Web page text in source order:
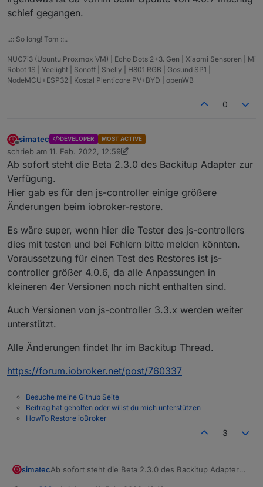
schief gegangen.
..:: So long! Tom ::..
NUC7i3 (Ubuntu Proxmox VM) | Echo Dots 2+3. Gen | Xiaomi Sensoren | Mi
Robot 1S | Yeelight | Sonoff | Shelly | H801 RGB | Gosund SP1 |
NodeMCU+ESP32 | Kostal Plenticore PV+BYD | openWB
0
Offline
simatec DEVELOPER MOST ACTIVE
schrieb am 11. Feb. 2022, 12:59
zuletzt editiert von simatec2. Nov. 2022, 14:03
Ab sofort steht die Beta 2.3.0 des Backitup Adapter zur
Verfügung.
Hier gab es für den js-controller einige größere
Änderungen beim iobroker-restore.
Es wäre super, wenn hier die Tester des js-controllers
dies mit testen und bei Fehlern bitte melden könnten.
Voraussetzung für einen Test des Restores ist js-
controller größer 4.0.6, da alle Anpassungen in
kleineren 4er Versionen noch nicht enthalten sind.
Auch Versionen von js-controller 3.3.x werden weiter
unterstützt.
Alle Änderungen findet Ihr im Backitup Thread.
https://forum.iobroker.net/post/760337
Besuche meine Github Seite
Beitrag hat geholfen oder willst du mich unterstützen
HowTo Restore ioBroker
3
simatecAb sofort steht die Beta 2.3.0 des Backitup Adapter